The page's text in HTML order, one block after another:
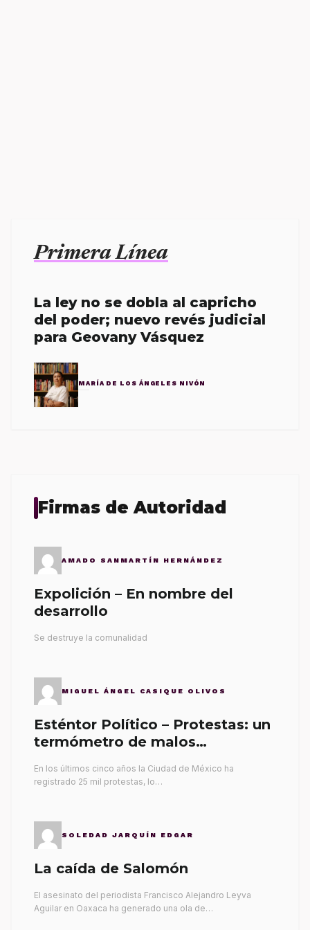
Primera Línea
La ley no se dobla al capricho
del poder; nuevo revés judicial
para Geovany Vásquez
MARÍA DE LOS ÁNGELES NIVÓN
Firmas de Autoridad
AMADO SANMARTÍN HERNÁNDEZ
Expolición – En nombre del
desarrollo
Se destruye la comunalidad
MIGUEL ÁNGEL CASIQUE OLIVOS
Esténtor Político – Protestas: un
termómetro de malos
En los últimos cinco años la Ciudad de México ha
registrado 25 mil protestas, lo…
SOLEDAD JARQUÍN EDGAR
La caída de Salomón
El asesinato del periodista Francisco Alejandro Leyva
Aguilar en Oaxaca ha generado una ola de…